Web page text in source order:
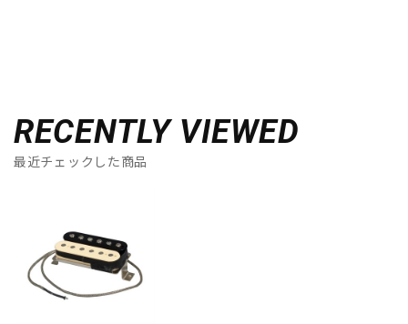
RECENTLY VIEWED
最近チェックした商品